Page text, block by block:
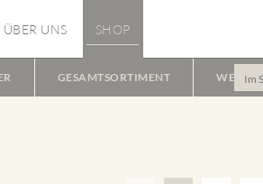
ÜBER UNS SHOP
GESAMTSORTIMENT